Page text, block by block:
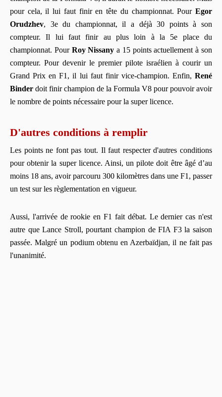
pour cela, il lui faut finir en tête du championnat. Pour Egor
Orudzhev, 3e du championnat, il a déjà 30 points à son
compteur. Il lui faut finir au plus loin à la 5e place du
championnat. Pour Roy Nissany a 15 points actuellement à son
compteur. Pour devenir le premier pilote israélien à courir un
Grand Prix en F1, il lui faut finir vice-champion. Enfin, René
Binder doit finir champion de la Formula V8 pour pouvoir avoir
le nombre de points nécessaire pour la super licence.
D'autres conditions à remplir
Les points ne font pas tout. Il faut respecter d'autres conditions
pour obtenir la super licence. Ainsi, un pilote doit être âgé d’au
moins 18 ans, avoir parcouru 300 kilomètres dans une F1, passer
un test sur les règlementation en vigueur.
Aussi, l'arrivée de rookie en F1 fait débat. Le dernier cas n'est
autre que Lance Stroll, pourtant champion de FIA F3 la saison
passée. Malgré un podium obtenu en Azerbaïdjan, il ne fait pas
l'unanimité.